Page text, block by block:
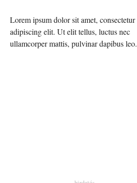
Lorem ipsum dolor sit amet, consectetur
adipiscing elit. Ut elit tellus, luctus nec
ullamcorper mattis, pulvinar dapibus leo.